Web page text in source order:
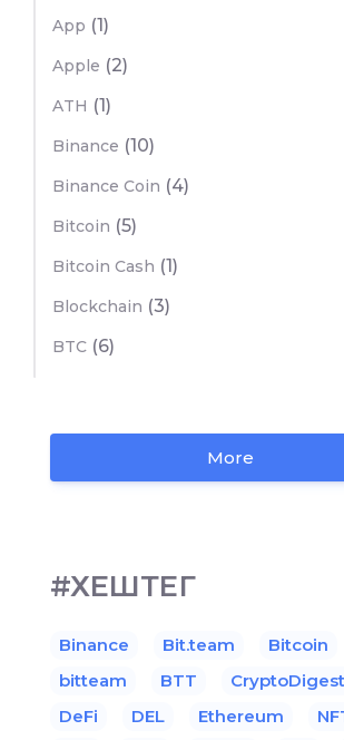
App (1)
Apple (2)
ATH (1)
Binance (10)
Binance Coin (4)
Bitcoin (5)
Bitcoin Cash (1)
Blockchain (3)
BTC (6)
More
#ХЕШТЕГ
Binance Bit.team
Bitcoin
bitteam
BTT
CryptoDigest
DeFi
DEL Ethereum